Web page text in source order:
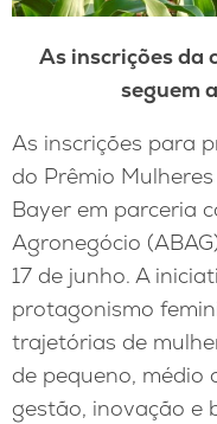
As inscrições da
seguem
As inscrições para
do Prêmio
Bayer em parceria
Agronegócio
17 de junho. A
protagonismo
trajetórias de
de pequeno, médio
gestão, inovação e